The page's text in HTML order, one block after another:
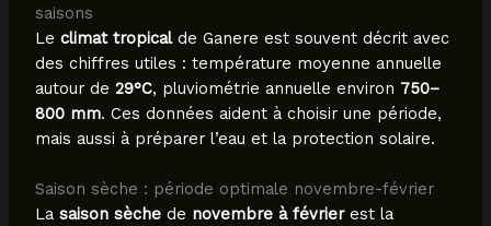
saisons
Le climat tropicalde Ganere est souvent décrit avec
des chiffres utiles : température moyenne annuelle
autour de 29°C, pluviométrie annuelle environ 750–
800 mm. Ces données aident à choisir une période,
mais aussi à préparer l’eau et la protection solaire.
Saison sèche : période optimale novembre-février
La saison sèchede novembre à févrierest la